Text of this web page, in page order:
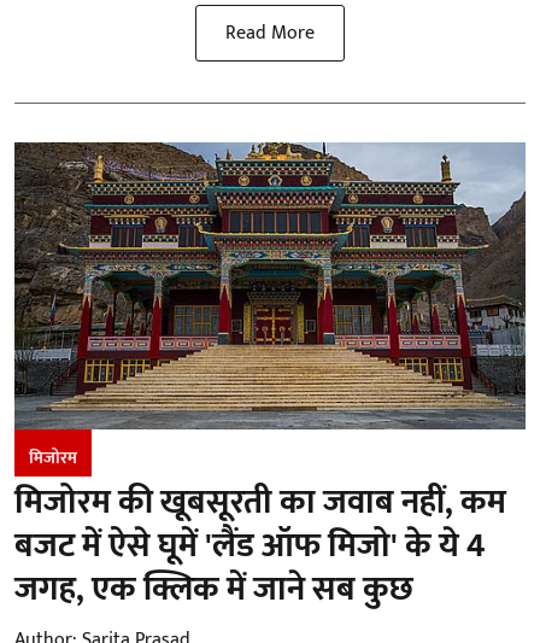
Read More
मिजोरम
मिजोरम की खूबसूरती का जवाब नहीं, कम
बजट में ऐसे घूमें 'लैंड ऑफ मिजो' के ये 4
जगह, एक क्लिक में जाने सब कुछ